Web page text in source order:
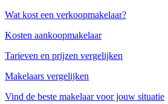
Wat kost een verkoopmakelaar?
Kosten aankoopmakelaar
Tarieven en prijzen vergelijken
Makelaars vergelijken
Vind de beste makelaar voor jouw situatie